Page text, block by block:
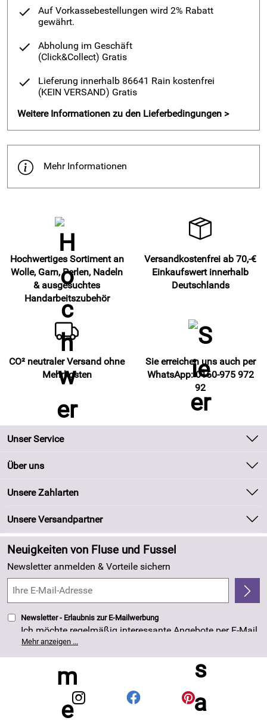
Auf Vorkassebestellungen wird 2% Rabatt
gewährt.
Abholung im Geschäft
(Click&Collect) Gratis
Lieferung innerhalb 86641 Rain kostenfrei
(KEIN VERSAND) Gratis
Weitere Informationen zu den Lieferbedingungen >
Mehr Informationen
Hochwertiges Sortiment an
Wolle, Garn, Perlen, Nadeln
& ausgesuchtes
Handarbeitszubehör
Versandkostenfrei ab 70,-€
Einkaufswert innerhalb
Deutschlands
CO² neutraler Versand ohne
Mehrkosten
Sie erreichen uns auch per
WhatsApp: 0160-975 972
92
Unser Service
Kontakt
Kundeninformationen
Newsletter
Zahlung und Versand
Kundenlogin
Über uns
Unsere Bestseller
Neu
Angebote
Made in Germany
4,8/5
Unsere Zahlarten
Unsere Versandpartner
Neuigkeiten von Fluse und Fussel
Newsletter anmelden & Vorteile sichern
Newsletter - Erlaubnis zur E-Mailwerbung
Ich möchte regelmäßig interessante Angebote per E-Mail
erhalten. Meine E-Mail-Adresse wird nicht an andere
Unternehmen weitergegeben. Die Einwilligung zur
Nutzung meiner E-Mail- Adresse für Werbezwecke kann
Datenschutzerklärung habe ich zur Kenntnis
genommen.
Mehr anzeigen ...